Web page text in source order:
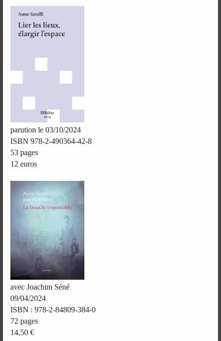
parution le 03/10/2024
ISBN 978-2-490364-42-8
53 pages
12 euros
avec Joachim Séné
09/04/2024
ISBN : 978-2-84809-384-0
72 pages
14,50 €